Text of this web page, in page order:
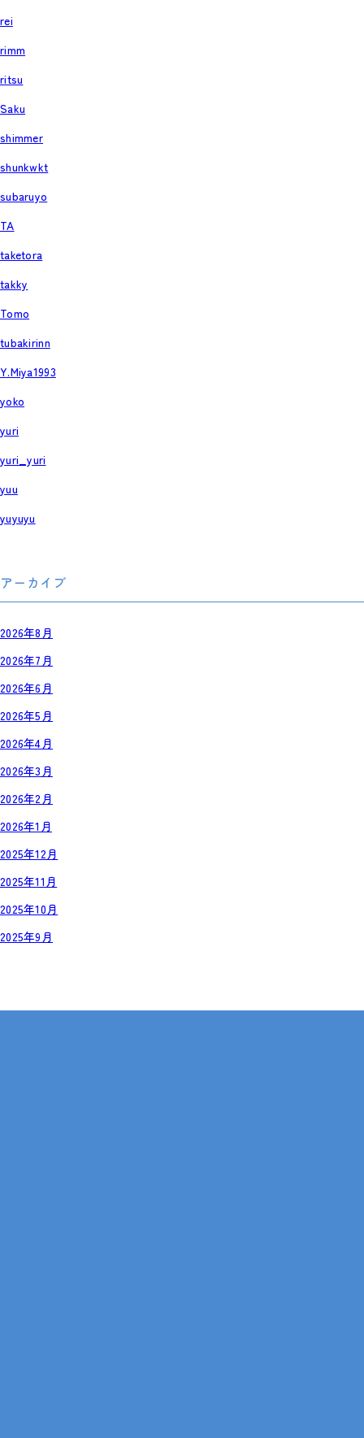
rei
rimm
ritsu
Saku
shimmer
shunkwkt
subaruyo
TA
taketora
takky
Tomo
tubakirinn
Y.Miya1993
yoko
yuri
yuri_yuri
yuu
yuyuyu
アーカイブ
2026年8月
2026年7月
2026年6月
2026年5月
2026年4月
2026年3月
2026年2月
2026年1月
2025年12月
2025年11月
2025年10月
2025年9月